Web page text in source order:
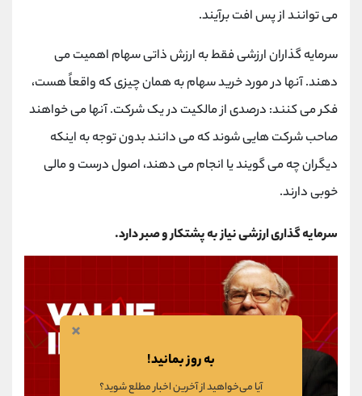
می توانند از پس افت برآیند.
سرمایه گذاران ارزشی فقط به ارزش ذاتی سهام اهمیت می
دهند. آنها در مورد خرید سهام به همان چیزی که واقعاً هست،
فکر می کنند: درصدی از مالکیت در یک شرکت. آنها می خواهند
صاحب شرکت هایی شوند که می دانند بدون توجه به اینکه
دیگران چه می گویند یا انجام می دهند، اصول درست و مالی
خوبی دارند.
سرمایه گذاری ارزشی نیاز به پشتکار و صبر دارد.
×
به روز بمانید!
آیا می‌خواهید از آخرین اخبار مطلع شوید؟